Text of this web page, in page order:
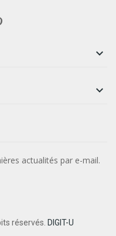


actualités par e-mail.
réservés. DIGIT-U